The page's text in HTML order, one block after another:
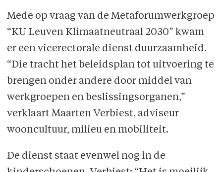
Mede op vraag van de Metaforumwerkgroep
“KU Leuven Klimaatneutraal 2030” kwam
er een vicerectorale dienst duurzaamheid.
“Die tracht het beleidsplan tot uitvoering te
brengen onder andere door middel van
werkgroepen en beslissingsorganen,”
verklaart Maarten Verbiest, adviseur
wooncultuur, milieu en mobiliteit.
De dienst staat evenwel nog in de